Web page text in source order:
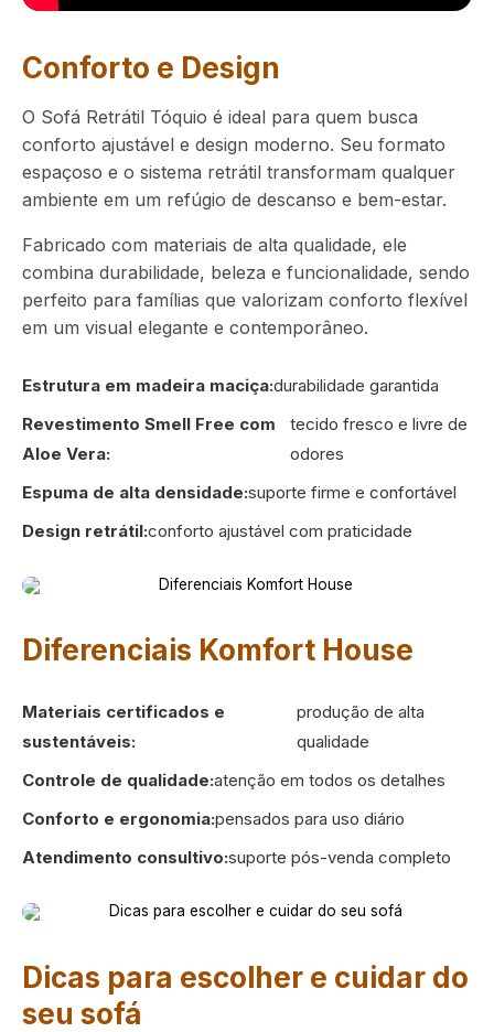
Conforto e Design
O Sofá Retrátil Tóquio é ideal para quem busca
conforto ajustável e design moderno. Seu formato
espaçoso e o sistema retrátil transformam qualquer
ambiente em um refúgio de descanso e bem-estar.
Fabricado com materiais de alta qualidade, ele
combina durabilidade, beleza e funcionalidade, sendo
perfeito para famílias que valorizam conforto flexível
em um visual elegante e contemporâneo.
Estrutura em madeira maciça:durabilidade garantida
Revestimento Smell Free com
Aloe Vera:
tecido fresco e livre de
odores
Espuma de alta densidade:suporte firme e confortável
Design retrátil:conforto ajustável com praticidade
Diferenciais Komfort House
Materiais certificados e
sustentáveis:
produção de alta
qualidade
Controle de qualidade:atenção em todos os detalhes
Conforto e ergonomia:pensados para uso diário
Atendimento consultivo:suporte pós-venda completo
Dicas para escolher e cuidar do
seu sofá